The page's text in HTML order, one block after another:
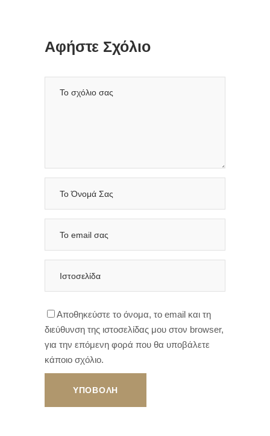
Αφήστε Σχόλιο
Αποθηκεύστε το όνομα, το email και τη
διεύθυνση της ιστοσελίδας μου στον browser,
για την επόμενη φορά που θα υποβάλετε
κάποιο σχόλιο.